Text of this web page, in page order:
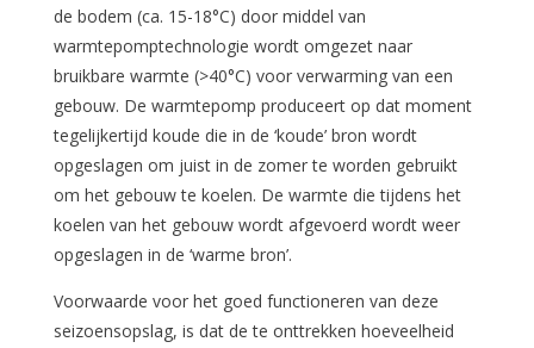
de bodem (ca. 15-18°C) door middel van
warmtepomptechnologie wordt omgezet naar
bruikbare warmte (>40°C) voor verwarming van een
gebouw. De warmtepomp produceert op dat moment
tegelijkertijd koude die in de ‘koude’ bron wordt
opgeslagen om juist in de zomer te worden gebruikt
om het gebouw te koelen. De warmte die tijdens het
koelen van het gebouw wordt afgevoerd wordt weer
opgeslagen in de ‘warme bron’.
Voorwaarde voor het goed functioneren van deze
seizoensopslag, is dat de te onttrekken hoeveelheid